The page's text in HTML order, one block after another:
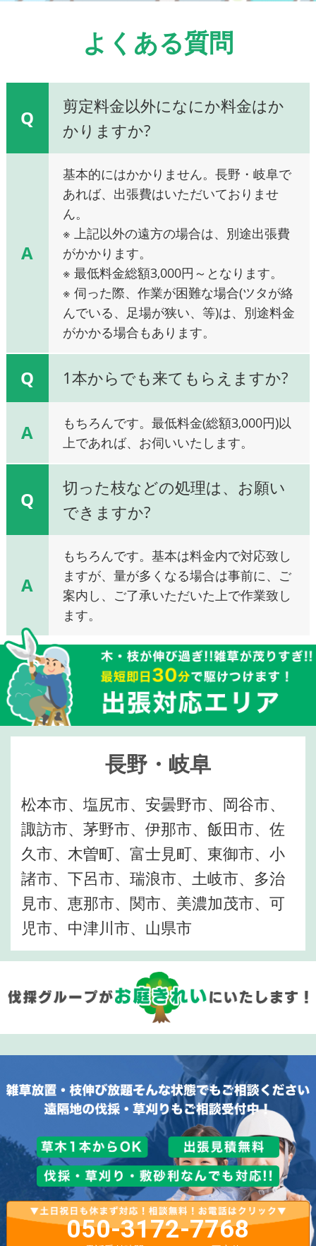
よくある質問
Q
剪定料金以外になにか料金はか
かりますか?
A
基本的にはかかりません。長野・岐阜で
あれば、出張費はいただいておりませ
ん。
※ 上記以外の遠方の場合は、別途出張費
がかかります。
※ 最低料金総額3,000円～となります。
※ 伺った際、作業が困難な場合(ツタが絡
んでいる、足場が狭い、等)は、別途料金
がかかる場合もあります。
Q 1本からでも来てもらえますか?
A
もちろんです。最低料金(総額3,000円)以
上であれば、お伺いいたします。
Q
切った枝などの処理は、お願い
できますか?
A
もちろんです。基本は料金内で対応致し
ますが、量が多くなる場合は事前に、ご
案内し、ご了承いただいた上で作業致し
ます。
長野・岐阜
松本市、塩尻市、安曇野市、岡谷市、
諏訪市、茅野市、伊那市、飯田市、佐
久市、木曽町、富士見町、東御市、小
諸市、下呂市、瑞浪市、土岐市、多治
見市、恵那市、関市、美濃加茂市、可
児市、中津川市、山県市
050-3172-7768